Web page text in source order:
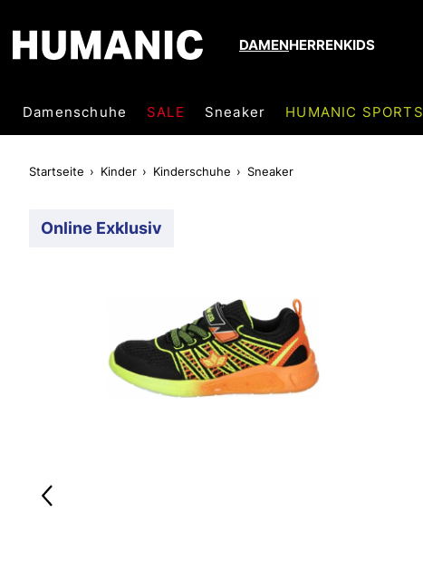
DAMENHERRENKIDS
Damenschuhe SALE Sneaker HUMANIC SPORTS
Startseite Kinder Kinderschuhe Sneaker
Online Exklusiv